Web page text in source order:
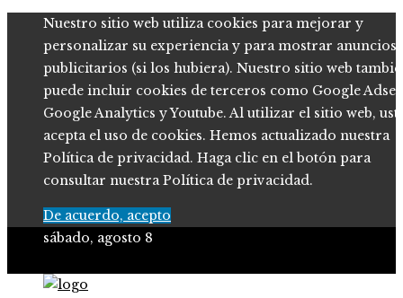
Nuestro sitio web utiliza cookies para mejorar y
personalizar su experiencia y para mostrar anuncios
publicitarios (si los hubiera). Nuestro sitio web
puede incluir cookies de terceros como Google
Google Analytics y Youtube. Al utilizar el sitio web,
acepta el uso de cookies. Hemos actualizado nuestra
Política de privacidad. Haga clic en el botón para
consultar nuestra Política de privacidad.
De acuerdo, acepto
sábado, agosto 8